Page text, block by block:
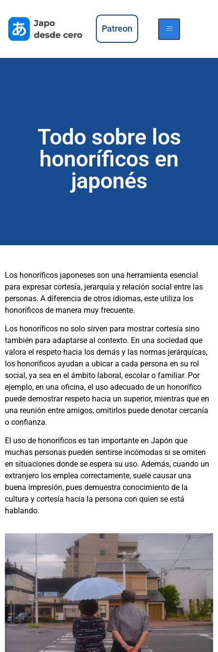
Patreon
Todo sobre los
honoríficos en
japonés
Los honoríficos japoneses son una herramienta esencial
para expresar cortesía, jerarquía y relación social entre las
personas. A diferencia de otros idiomas, este utiliza los
honoríficos de manera muy frecuente.
Los honoríficos no solo sirven para mostrar cortesía sino
también para adaptarse al contexto. En una sociedad que
valora el respeto hacia los demás y las normas jerárquicas,
los honoríficos ayudan a ubicar a cada persona en su rol
social, ya sea en el ámbito laboral, escolar o familiar. Por
ejemplo, en una oficina, el uso adecuado de un honorífico
puede demostrar respeto hacia un superior, mientras que en
una reunión entre amigos, omitirlos puede denotar cercanía
o confianza.
El uso de honoríficos es tan importante en Japón que
muchas personas pueden sentirse incómodas si se omiten
en situaciones donde se espera su uso. Además, cuando un
extranjero los emplea correctamente, suele causar una
buena impresión, pues demuestra conocimiento de la
cultura y cortesía hacia la persona con quien se está
hablando.